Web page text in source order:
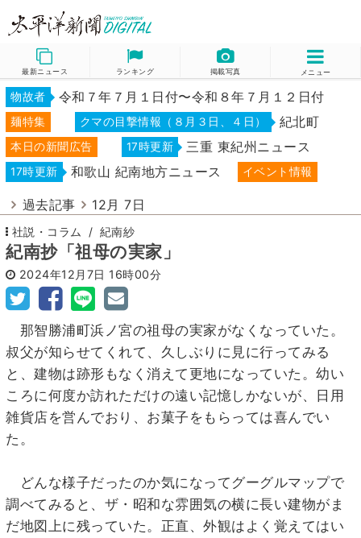
最新ニュース ランキング 掲載写真 メニュー
物故者 令和７年７月１日付〜令和８年７月１２日付
麺特集 クマの目撃情報（８月３日、４日） 紀北町
本日の新聞広告 17時更新 三重 東紀州ニュース
17時更新 和歌山 紀南地方ニュース イベント情報
過去記事 12月 7日
社説・コラム 紀南紗
紀南抄「祖母の実家」
2024年12月7日 16時00分
那智勝浦町浜ノ宮の祖母の実家がなくなっていた。
叔父が知らせてくれて、久しぶりに見に行ってみる
と、建物は跡形もなく消えて更地になっていた。幼い
ころに何度か訪れただけの遠い記憶しかないが、日用
雑貨店を営んでおり、お菓子をもらっては喜んでい
た。
どんな様子だったのか気になってグーグルマップで
調べてみると、ザ・昭和な雰囲気の横に長い建物がま
だ地図上に残っていた。正直、外観はよく覚えてはい